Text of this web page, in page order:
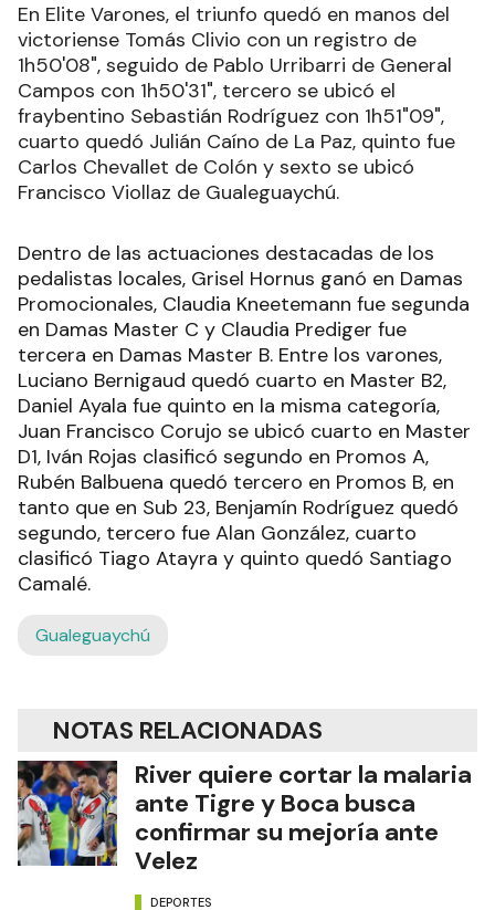
En Elite Varones, el triunfo quedó en manos del
victoriense Tomás Clivio con un registro de
1h50'08", seguido de Pablo Urribarri de General
Campos con 1h50'31", tercero se ubicó el
fraybentino Sebastián Rodríguez con 1h51"09",
cuarto quedó Julián Caíno de La Paz, quinto fue
Carlos Chevallet de Colón y sexto se ubicó
Francisco Viollaz de Gualeguaychú.
Dentro de las actuaciones destacadas de los
pedalistas locales, Grisel Hornus ganó en Damas
Promocionales, Claudia Kneetemann fue segunda
en Damas Master C y Claudia Prediger fue
tercera en Damas Master B. Entre los varones,
Luciano Bernigaud quedó cuarto en Master B2,
Daniel Ayala fue quinto en la misma categoría,
Juan Francisco Corujo se ubicó cuarto en Master
D1, Iván Rojas clasificó segundo en Promos A,
Rubén Balbuena quedó tercero en Promos B, en
tanto que en Sub 23, Benjamín Rodríguez quedó
segundo, tercero fue Alan González, cuarto
clasificó Tiago Atayra y quinto quedó Santiago
Camalé.
Gualeguaychú
NOTAS RELACIONADAS
River quiere cortar la malaria
ante Tigre y Boca busca
confirmar su mejoría ante
Velez
DEPORTES